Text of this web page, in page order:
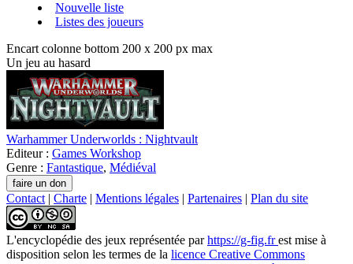
Nouvelle liste
Listes des joueurs
Encart colonne bottom 200 x 200 px max
Un jeu au hasard
Warhammer Underworlds : Nightvault
Editeur : Games Workshop
Genre : Fantastique, Médiéval
Contact | Charte | Mentions légales | Partenaires | Plan du site
L'encyclopédie des jeux représentée parhttps://g-fig.frest mise à
disposition selon les termes de la licence Creative Commons